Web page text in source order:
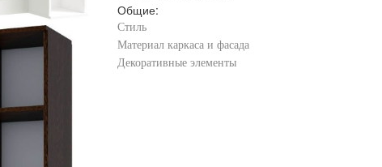
Общие:
Стиль
Материал каркаса и фасада
Декоративные элементы